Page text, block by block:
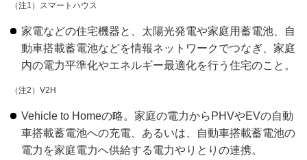
（注1）スマートハウス
家電などの住宅機器と、太陽光発電や家庭用蓄電池、自
動車搭載蓄電池などを情報ネットワークでつなぎ、家庭
内の電力平準化やエネルギー最適化を行う住宅のこと。
（注2）V2H
Vehicle to Homeの略。家庭の電力からPHVやEVの自動
車搭載蓄電池への充電、あるいは、自動車搭載蓄電池の
電力を家庭電力へ供給する電力やりとりの連携。